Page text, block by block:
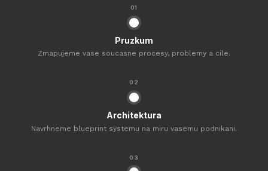
01
Pruzkum
Zmapujeme vase soucasne procesy, problemy a cile.
02
Architektura
Navrhneme blueprint systemu na miru vasemu podnikani.
03